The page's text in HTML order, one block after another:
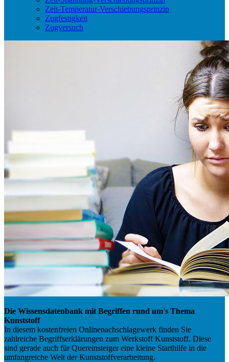
Zeit-Temperatur-Verschiebungsprinzip
Zugfestigkeit
Zugversuch
Die Wissensdatenbank mit Begriffen rund um's Thema
Kunststoff
In diesem kostenfreien Onlinenachschlagewerk finden Sie
zahlreiche Begriffserklärungen zum Werkstoff Kunststoff. Diese
sind gerade auch für Quereinsteiger eine kleine Starthilfe in die
umfangreiche Welt der Kunststoffverarbeitung.